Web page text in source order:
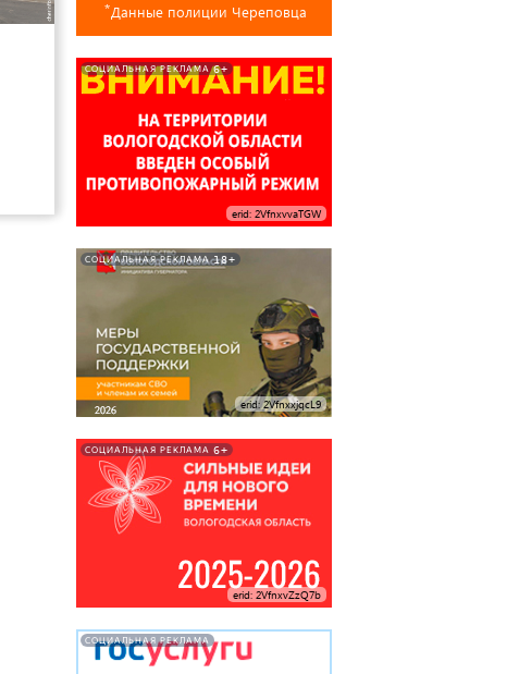
⃰Данные полиции Череповца
СОЦИАЛЬНАЯ РЕКЛАМА 6+
erid: 2VfnxvvaTGW
СОЦИАЛЬНАЯ РЕКЛАМА 18+
erid: 2VfnxxjqcL9
СОЦИАЛЬНАЯ РЕКЛАМА 6+
erid: 2VfnxvZzQ7b
СОЦИАЛЬНАЯ РЕКЛАМА